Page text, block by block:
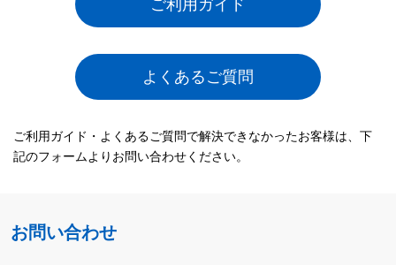
ご利用ガイド
よくあるご質問
ご利用ガイド・よくあるご質問で解決できなかったお客様は、下
記のフォームよりお問い合わせください。
お問い合わせ